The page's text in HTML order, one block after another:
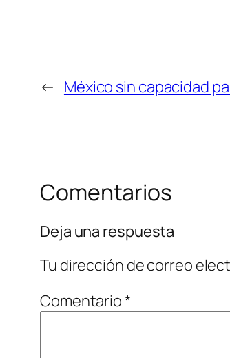
← México sin capacidad
Comentarios
Deja una respuesta
Tu dirección de correo
Comentario*